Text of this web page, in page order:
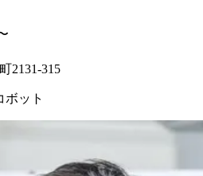
2131-315
ボット